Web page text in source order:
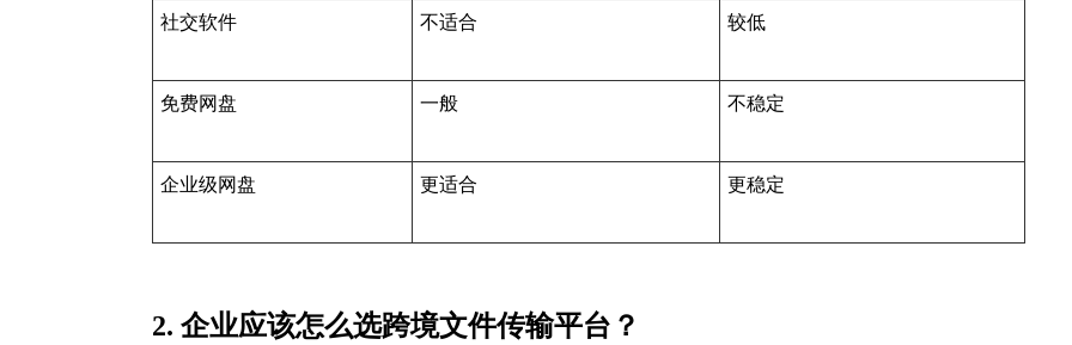
社交软件 不适合 较低
免费网盘 一般 不稳定
企业级网盘 更适合 更稳定
2. 企业应该怎么选跨境文件传输平台？